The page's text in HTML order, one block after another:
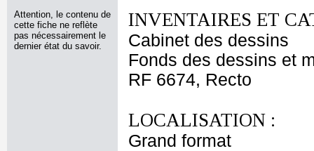
Attention, le contenu de
cette fiche ne reflète
pas nécessairement le
dernier état du savoir.
INVENTAIRES ET
Cabinet des dessins
Fonds des dessins et
RF 6674, Recto
LOCALISATION :
Grand format